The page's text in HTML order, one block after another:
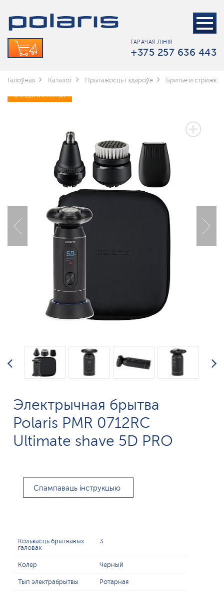
ГАРАЧАЯ ЛІНІЯ
+375 257 636 443
Галоўная Каталог Прыгажосць і здароўе Бритье и стрижка
3 ГАДЫ ГАРАНТЫІ
Электрычная брытва
Polaris PMR 0712RC
Ultimate shave 5D PRO
Спампаваць інструкцыю
Колькасць брытвавых
галовак
3
Колер Черный
Тып электрабрытвы Ротарная